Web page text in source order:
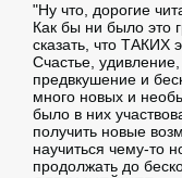
"Ну что, дорогие
Как бы ни было это
сказать, что ТАКИХ
Счастье, удивление,
предвкушение и
много новых и
было в них
получить новые
научиться чему-то
продолжать до